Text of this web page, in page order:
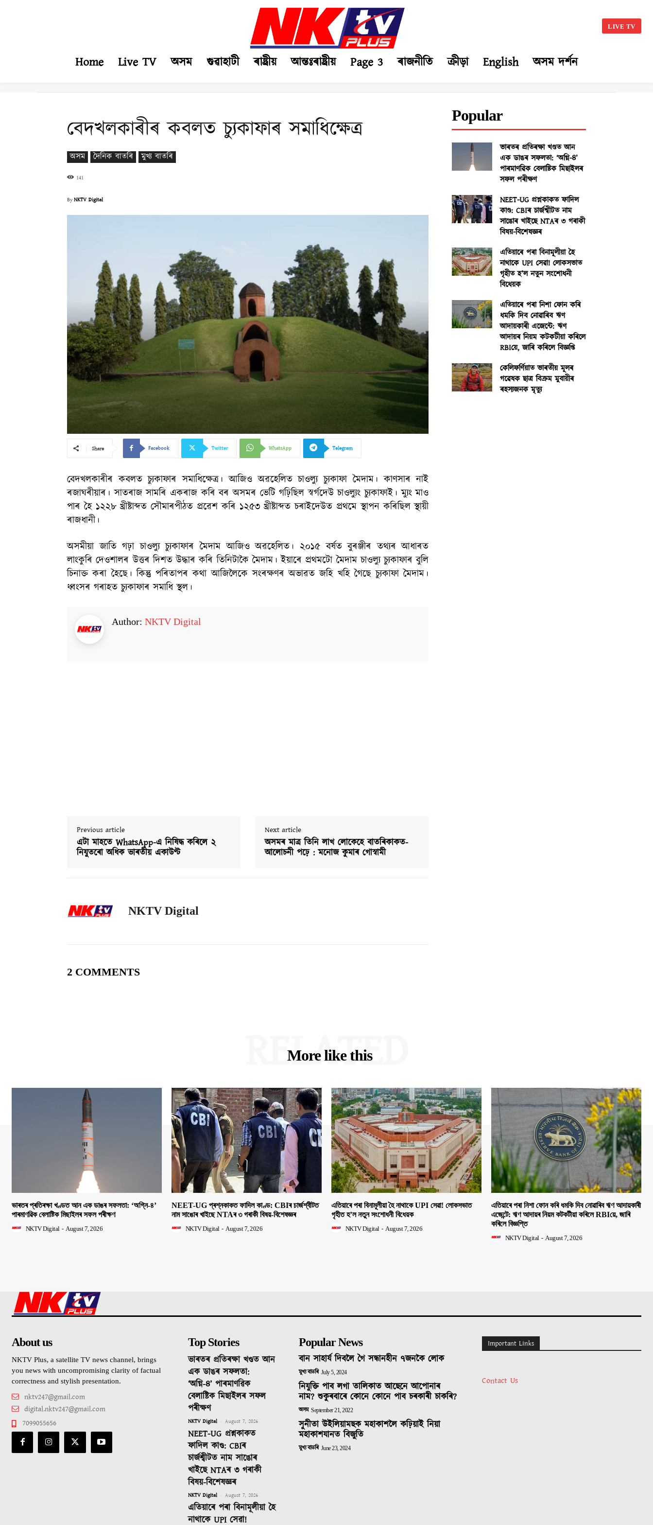
LIVE TV
Home Live TV অসম গুৱাহাটী ৰাষ্ট্ৰীয় আন্তঃৰাষ্ট্ৰীয় Page 3 ৰাজনীতি ক্ৰীড়া English অসম দৰ্শন
বেদখলকাৰীৰ কবলত চ্যুকাফাৰ সমাধিক্ষেত্ৰ
অসম দৈনিক বাতৰি মুখ্য বাতৰি
141
ByNKTV Digital
Share Facebook Twitter WhatsApp Telegram
বেদখলকাৰীৰ কবলত চ্যুকাফাৰ সমাধিক্ষেত্ৰ। আজিও অৱহেলিত চাওল্যু চ্যুকাফা মৈদাম। কাণসাৰ নাই
ৰজাঘৰীয়াৰ। সাতৰাজ সামৰি একৰাজ কৰি বৰ অসমৰ ভেটি গঢ়িছিল স্বৰ্গদেউ চাওল্যুং চ্যুকাফাই। ম্যুং মাও
পাৰ হৈ ১২২৮ খ্ৰীষ্টাব্দত সৌমাৰপীঠত প্ৰৱেশ কৰি ১২৫৩ খ্ৰীষ্টাব্দত চৰাইদেউত প্ৰথমে স্থাপন কৰিছিল স্থায়ী
ৰাজধানী।
অসমীয়া জাতি গঢ়া চাওল্যু চ্যুকাফাৰ মৈদাম আজিও অৱহেলিত। ২০১৫ বৰ্ষত বুৰঞ্জীৰ তথ্যৰ আধাৰত
লাংকুৰি দেওশালৰ উত্তৰ দিশত উদ্ধাৰ কৰি তিনিটাকৈ মৈদাম। ইয়াৰে প্ৰথমটো মৈদাম চাওল্যু চ্যুকাফাৰ বুলি
চিনাক্ত কৰা হৈছে। কিন্তু পৰিতাপৰ কথা আজিলৈকে সংৰক্ষণৰ অভাৱত জহি খহি গৈছে চ্যুকাফা মৈদাম।
ধ্বংসৰ গৰাহত চ্যুকাফাৰ সমাধি স্থল।
Author: NKTV Digital
Previous article
এটা মাহতে WhatsApp-এ নিষিদ্ধ কৰিলে ২
নিযুতৰো অধিক ভাৰতীয় একাউণ্ট
Next article
অসমৰ মাত্র তিনি লাখ লোকেহে বাতৰিকাকত-
আলোচনী পঢ়ে : মনোজ কুমাৰ গোস্বামী
NKTV Digital
2 COMMENTS
Popular
ভাৰতৰ প্ৰতিৰক্ষা খণ্ডত আন
এক ডাঙৰ সফলতা: ‘অগ্নি-৪’
পাৰমাণৱিক বেলাষ্টিক মিছাইলৰ
সফল পৰীক্ষণ
NEET-UG প্ৰশ্নকাকত ফাদিল
কাণ্ড: CBIৰ চাৰ্জশ্বীটত নাম
সাঙোৰ খাইছে NTAৰ ৩ গৰাকী
বিষয়-বিশেষজ্ঞৰ
এতিয়াৰে পৰা বিনামূলীয়া হৈ
নাথাকে UPI সেৱা! লোকসভাত
গৃহীত হ’ল নতুন সংশোধনী
বিধেয়ক
এতিয়াৰে পৰা নিশা ফোন কৰি
ধমকি দিব নোৱাৰিব ঋণ
আদায়কাৰী এজেন্টে: ঋণ
আদায়ৰ নিয়ম কটকটীয়া কৰিলে
RBIয়ে, জাৰি কৰিলে বিজ্ঞপ্তি
কেলিফৰ্ণিয়াত ভাৰতীয় মূলৰ
গৱেষক ছাত্ৰ বিক্ৰম মুবায়ীৰ
ৰহস্যজনক মৃত্যু
More like this
RELATED
ভাৰতৰ প্ৰতিৰক্ষা খণ্ডত আন এক ডাঙৰ সফলতা: ‘অগ্নি-৪’
পাৰমাণৱিক বেলাষ্টিক মিছাইলৰ সফল পৰীক্ষণ
NKTV Digital - August 7, 2026
NEET-UG প্ৰশ্নকাকত ফাদিল কাণ্ড: CBIৰ চাৰ্জশ্বীটত
নাম সাঙোৰ খাইছে NTAৰ ৩ গৰাকী বিষয়-বিশেষজ্ঞৰ
NKTV Digital - August 7, 2026
এতিয়াৰে পৰা বিনামূলীয়া হৈ নাথাকে UPI সেৱা! লোকসভাত
গৃহীত হ’ল নতুন সংশোধনী বিধেয়ক
NKTV Digital - August 7, 2026
এতিয়াৰে পৰা নিশা ফোন কৰি ধমকি দিব নোৱাৰিব ঋণ আদায়কাৰী
এজেন্টে: ঋণ আদায়ৰ নিয়ম কটকটীয়া কৰিলে RBIয়ে, জাৰি
কৰিলে বিজ্ঞপ্তি
NKTV Digital - August 7, 2026
About us
NKTV Plus, a satellite TV news channel, brings
you news with uncompromising clarity of factual
correctness and stylish presentation.
nktv247@gmail.com
digital.nktv247@gmail.com
7099055656
Top Stories
ভাৰতৰ প্ৰতিৰক্ষা খণ্ডত আন
এক ডাঙৰ সফলতা:
‘অগ্নি-৪’ পাৰমাণৱিক
বেলাষ্টিক মিছাইলৰ সফল
পৰীক্ষণ
NKTV Digital - August 7, 2026
NEET-UG প্ৰশ্নকাকত
ফাদিল কাণ্ড: CBIৰ
চাৰ্জশ্বীটত নাম সাঙোৰ
খাইছে NTAৰ ৩ গৰাকী
বিষয়-বিশেষজ্ঞৰ
NKTV Digital - August 7, 2026
এতিয়াৰে পৰা বিনামূলীয়া হৈ
নাথাকে UPI সেৱা!
Popular News
বান সাহাৰ্য দিবলৈ গৈ সন্ধানহীন ৭জনকৈ লোক
মুখ্য বাতৰি July 5, 2024
নিযুক্তি পাব লগা তালিকাত আছেনে আপোনাৰ
নাম? শুকুৰবাৰে কোনে কোনে পাব চৰকাৰী চাকৰি?
অসম September 21, 2022
সুনীতা উইলিয়ামছক মহাকাশলৈ কঢ়িয়াই নিয়া
মহাকাশযানত বিজুতি
মুখ্য বাতৰি June 23, 2024
Important Links
Contact Us